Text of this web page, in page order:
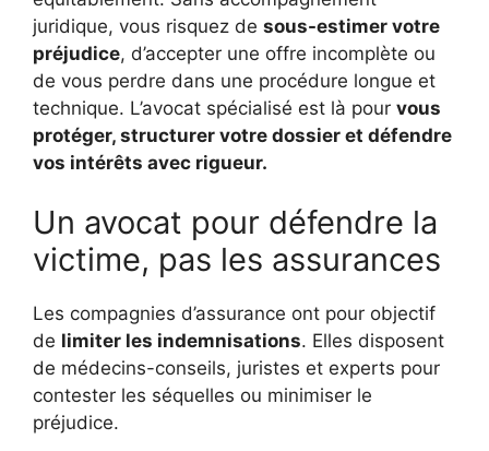
juridique, vous risquez de sous-estimer votre
préjudice, d’accepter une offre incomplète ou
de vous perdre dans une procédure longue et
technique. L’avocat spécialisé est là pour vous
protéger, structurer votre dossier et défendre
vos intérêts avec rigueur.
Un avocat pour défendre la
victime, pas les assurances
Les compagnies d’assurance ont pour objectif
de limiter les indemnisations. Elles disposent
de médecins-conseils, juristes et experts pour
contester les séquelles ou minimiser le
préjudice.